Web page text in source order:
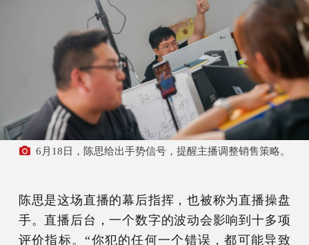
6月18日，陈思给出手势信号，提醒主播调整销售策略。
陈思是这场直播的幕后指挥，也被称为直播操盘
手。直播后台，一个数字的波动会影响到十多项
评价指标。“你犯的任何一个错误，都可能导致